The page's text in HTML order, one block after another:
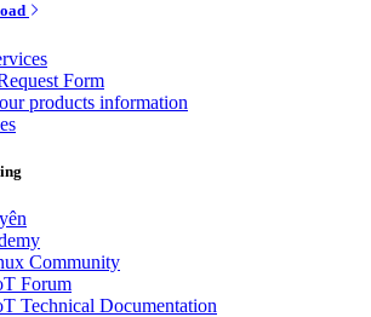
Form
products information
Community
Forum
Technical Documentation